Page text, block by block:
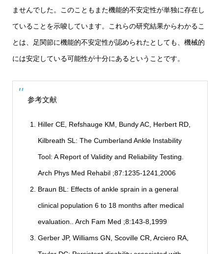
ませんでした。このこともまた機能的不安定性が単独に存在し
ていることを示唆しています。これらの研究結果からわかるこ
とは、足関節に機能的不安定性が認められたとしても、機械的
には安定している可能性が十分にあるということです。
参考文献
Hiller CE, Refshauge KM, Bundy AC, Herbert RD,
Kilbreath SL: The Cumberland Ankle Instability
Tool: A Report of Validity and Reliability Testing.
Arch Phys Med Rehabil ;87:1235-1241,2006
Braun BL: Effects of ankle sprain in a general
clinical population 6 to 18 months after medical
evaluation.. Arch Fam Med ;8:143-8,1999
Gerber JP, Williams GN, Scoville CR, Arciero RA,